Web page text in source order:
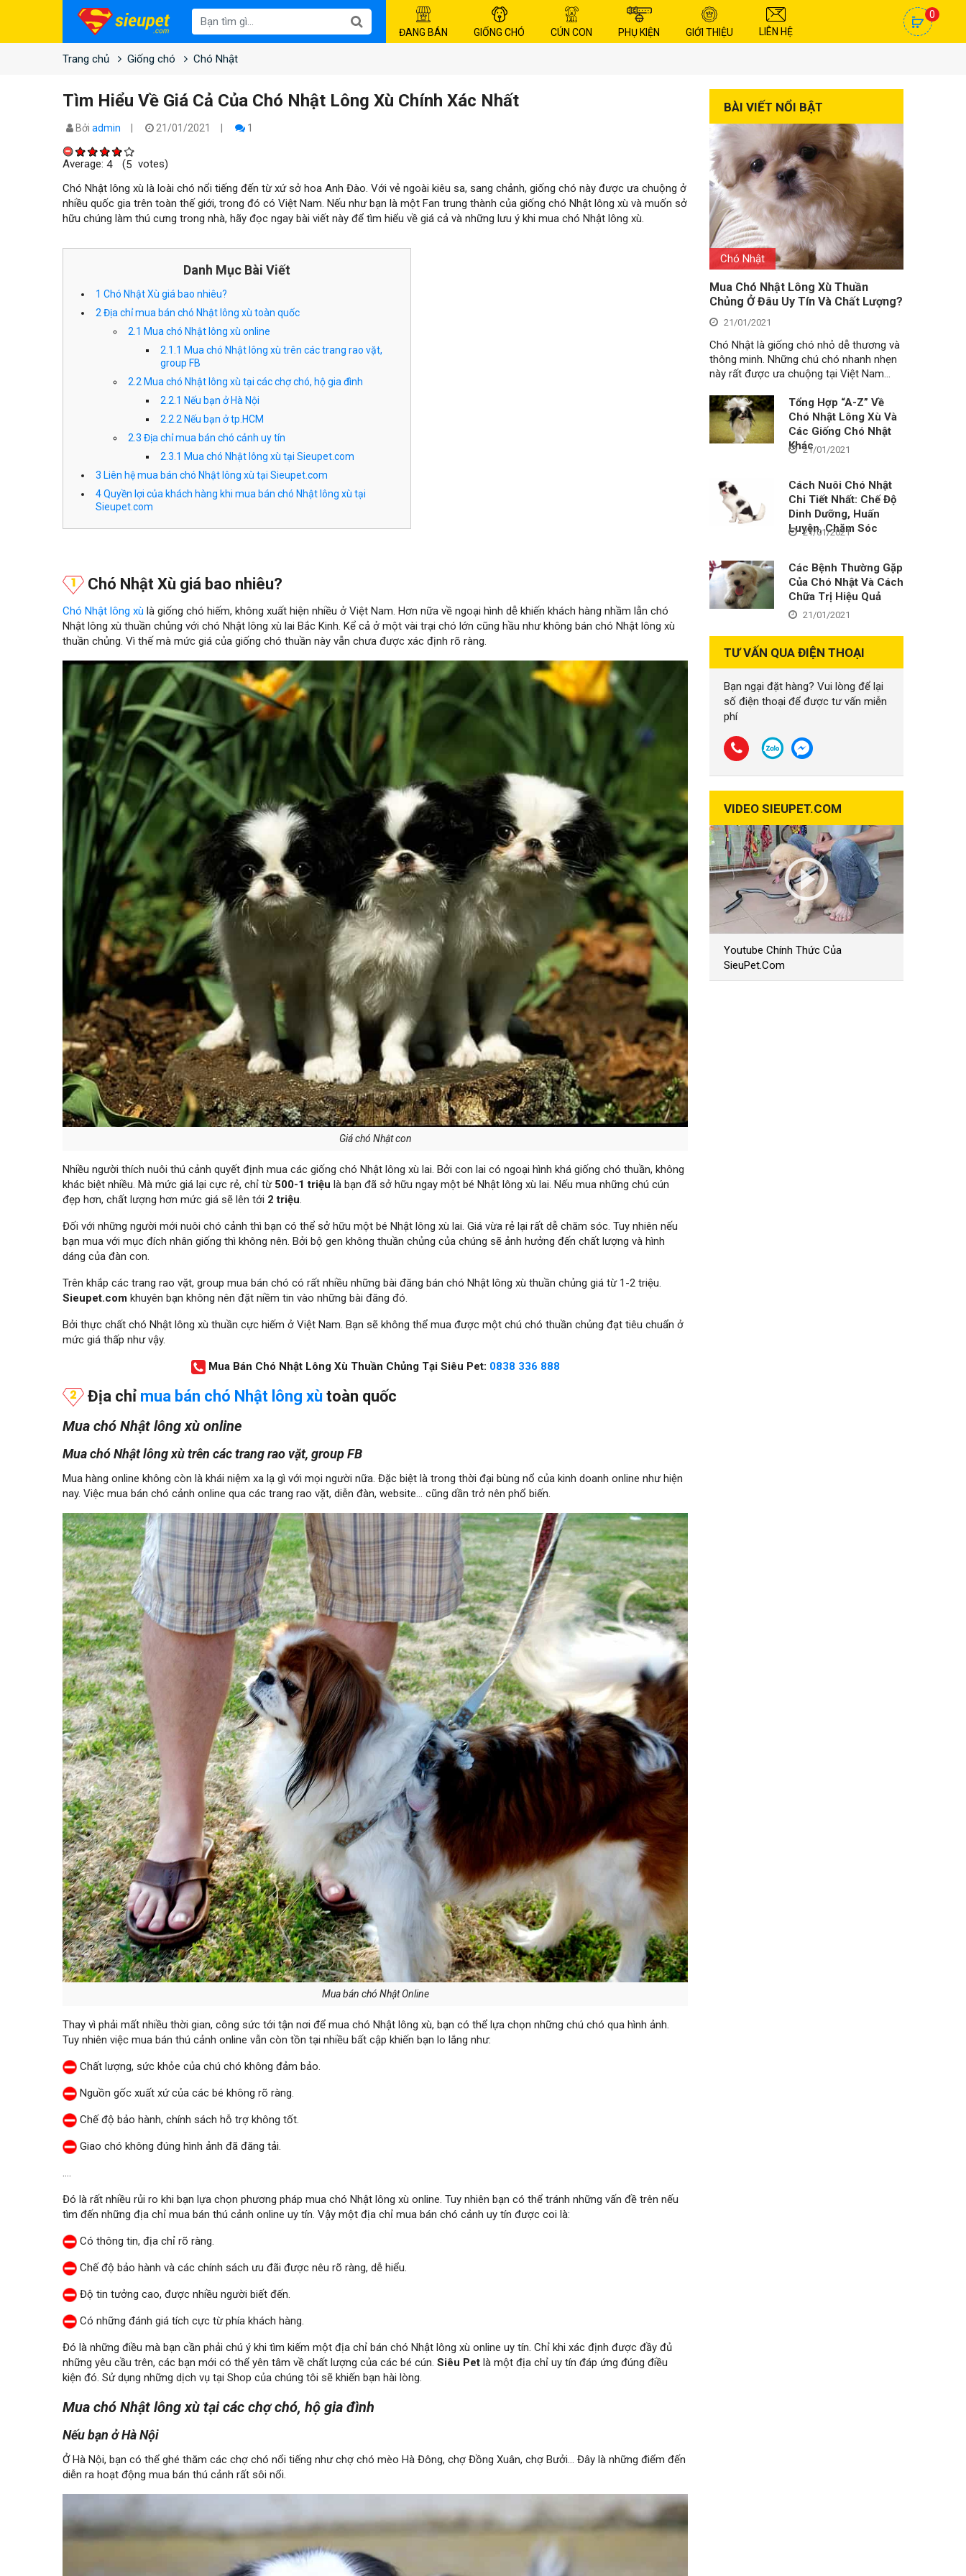
ĐANG BÁN GIỐNG CHÓ CÚN CON PHỤ KIỆN GIỚI THIỆU LIÊN HỆ
0
Trang chủ Giống chó Chó Nhật
Tìm Hiểu Về Giá Cả Của Chó Nhật Lông Xù Chính Xác Nhất
Bởi admin 21/01/2021 1
Average: 4 (5 votes)
Chó Nhật lông xù là loài chó nổi tiếng đến từ xứ sở hoa Anh Đào. Với vẻ ngoài kiêu sa, sang chảnh, giống chó này được ưa chuộng ở
nhiều quốc gia trên toàn thế giới, trong đó có Việt Nam. Nếu như bạn là một Fan trung thành của giống chó Nhật lông xù và muốn sở
hữu chúng làm thú cưng trong nhà, hãy đọc ngay bài viết này để tìm hiểu về giá cả và những lưu ý khi mua chó Nhật lông xù.
Danh Mục Bài Viết
1 Chó Nhật Xù giá bao nhiêu?
2 Địa chỉ mua bán chó Nhật lông xù toàn quốc
2.1 Mua chó Nhật lông xù online
2.1.1 Mua chó Nhật lông xù trên các trang rao vặt,
group FB
2.2 Mua chó Nhật lông xù tại các chợ chó, hộ gia đình
2.2.1 Nếu bạn ở Hà Nội
2.2.2 Nếu bạn ở tp.HCM
2.3 Địa chỉ mua bán chó cảnh uy tín
2.3.1 Mua chó Nhật lông xù tại Sieupet.com
3 Liên hệ mua bán chó Nhật lông xù tại Sieupet.com
4Quyền lợi của khách hàng khi mua bán chó Nhật lông xù tại
Sieupet.com
Chó Nhật Xù giá bao nhiêu?
Chó Nhật lông xù là giống chó hiếm, không xuất hiện nhiều ở Việt Nam. Hơn nữa về ngoại hình dễ khiến khách hàng nhầm lẫn chó
Nhật lông xù thuần chủng với chó Nhật lông xù lai Bắc Kinh. Kể cả ở một vài trại chó lớn cũng hầu như không bán chó Nhật lông xù
thuần chủng. Vì thế mà mức giá của giống chó thuần này vẫn chưa được xác định rõ ràng.
Giá chó Nhật con
Nhiều người thích nuôi thú cảnh quyết định mua các giống chó Nhật lông xù lai. Bởi con lai có ngoại hình khá giống chó thuần, không
khác biệt nhiều. Mà mức giá lại cực rẻ, chỉ từ 500-1 triệu là bạn đã sở hữu ngay một bé Nhật lông xù lai. Nếu mua những chú cún
đẹp hơn, chất lượng hơn mức giá sẽ lên tới 2 triệu.
Đối với những người mới nuôi chó cảnh thì bạn có thể sở hữu một bé Nhật lông xù lai. Giá vừa rẻ lại rất dễ chăm sóc. Tuy nhiên nếu
bạn mua với mục đích nhân giống thì không nên. Bởi bộ gen không thuần chủng của chúng sẽ ảnh hưởng đến chất lượng và hình
dáng của đàn con.
Trên khắp các trang rao vặt, group mua bán chó có rất nhiều những bài đăng bán chó Nhật lông xù thuần chủng giá từ 1-2 triệu.
Sieupet.com khuyên bạn không nên đặt niềm tin vào những bài đăng đó.
Bởi thực chất chó Nhật lông xù thuần cực hiếm ở Việt Nam. Bạn sẽ không thể mua được một chú chó thuần chủng đạt tiêu chuẩn ở
mức giá thấp như vậy.
Mua Bán Chó Nhật Lông Xù Thuần Chủng Tại Siêu Pet: 0838 336 888
Địa chỉ mua bán chó Nhật lông xù toàn quốc
Mua chó Nhật lông xù online
Mua chó Nhật lông xù trên các trang rao vặt, group FB
Mua hàng online không còn là khái niệm xa lạ gì với mọi người nữa. Đặc biệt là trong thời đại bùng nổ của kinh doanh online như hiện
nay. Việc mua bán chó cảnh online qua các trang rao vặt, diễn đàn, website… cũng dần trở nên phổ biến.
Mua bán chó Nhật Online
Thay vì phải mất nhiều thời gian, công sức tới tận nơi để mua chó Nhật lông xù, bạn có thể lựa chọn những chú chó qua hình ảnh.
Tuy nhiên việc mua bán thú cảnh online vẫn còn tồn tại nhiều bất cập khiến bạn lo lắng như:
Chất lượng, sức khỏe của chú chó không đảm bảo.
Nguồn gốc xuất xứ của các bé không rõ ràng.
Chế độ bảo hành, chính sách hỗ trợ không tốt.
Giao chó không đúng hình ảnh đã đăng tải.
….
Đó là rất nhiều rủi ro khi bạn lựa chọn phương pháp mua chó Nhật lông xù online. Tuy nhiên bạn có thể tránh những vấn đề trên nếu
tìm đến những địa chỉ mua bán thú cảnh online uy tín. Vậy một địa chỉ mua bán chó cảnh uy tín được coi là:
Có thông tin, địa chỉ rõ ràng.
Chế độ bảo hành và các chính sách ưu đãi được nêu rõ ràng, dễ hiểu.
Độ tin tưởng cao, được nhiều người biết đến.
Có những đánh giá tích cực từ phía khách hàng.
Đó là những điều mà bạn cần phải chú ý khi tìm kiếm một địa chỉ bán chó Nhật lông xù online uy tín. Chỉ khi xác định được đầy đủ
những yêu cầu trên, các bạn mới có thể yên tâm về chất lượng của các bé cún. Siêu Pet là một địa chỉ uy tín đáp ứng đúng điều
kiện đó. Sử dụng những dịch vụ tại Shop của chúng tôi sẽ khiến bạn hài lòng.
Mua chó Nhật lông xù tại các chợ chó, hộ gia đình
Nếu bạn ở Hà Nội
Ở Hà Nội, bạn có thể ghé thăm các chợ chó nổi tiếng như chợ chó mèo Hà Đông, chợ Đồng Xuân, chợ Bưởi… Đây là những điểm đến
diễn ra hoạt động mua bán thú cảnh rất sôi nổi.
BÀI VIẾT NỔI BẬT
Chó Nhật
Mua Chó Nhật Lông Xù Thuần
Chủng Ở Đâu Uy Tín Và Chất Lượng?
21/01/2021
Chó Nhật là giống chó nhỏ dễ thương và
thông minh. Những chú chó nhanh nhẹn
này rất được ưa chuộng tại Việt Nam…
Tổng Hợp “A-Z” Về
Chó Nhật Lông Xù Và
Các Giống Chó Nhật
Khác21/01/2021
Cách Nuôi Chó Nhật
Chi Tiết Nhất: Chế Độ
Dinh Dưỡng, Huấn
Luyện, Chăm Sóc
21/01/2021
Các Bệnh Thường Gặp
Của Chó Nhật Và Cách
Chữa Trị Hiệu Quả
21/01/2021
TƯ VẤN QUA ĐIỆN THOẠI
Bạn ngại đặt hàng? Vui lòng để lại
số điện thoại để được tư vấn miễn
phí
VIDEO SIEUPET.COM
Youtube Chính Thức Của
SieuPet.Com